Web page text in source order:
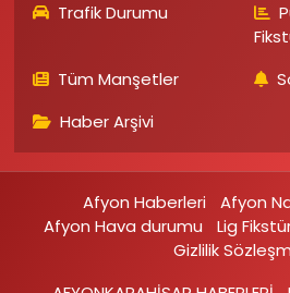
Trafik Durumu
Tüm Manşetler
Haber Arşivi
Afyon Haberleri
Afyon
Afyon Hava durumu
Lig
Gizlilik